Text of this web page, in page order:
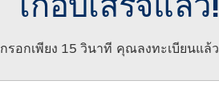
รอกเพียง 15 วินาที คุณลงทะเบียนแล้ว